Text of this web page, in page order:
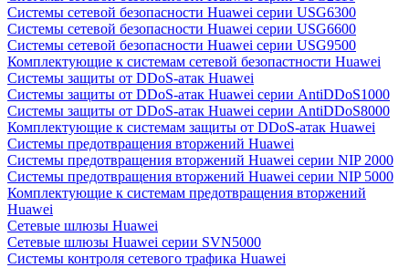
Системы сетевой безопасности Huawei серии USG6300
Системы сетевой безопасности Huawei серии USG6600
Системы сетевой безопасности Huawei серии USG9500
Комплектующие к системам сетевой безопастности Huawei
Системы защиты от DDoS-атак Huawei
Системы защиты от DDoS-атак Huawei серии AntiDDoS1000
Системы защиты от DDoS-атак Huawei серии AntiDDoS8000
Комплектующие к системам защиты от DDoS-атак Huawei
Системы предотвращения вторжений Huawei
Системы предотвращения вторжений Huawei серии NIP 2000
Системы предотвращения вторжений Huawei серии NIP 5000
Комплектующие к системам предотвращения вторжений
Huawei
Сетевые шлюзы Huawei
Сетевые шлюзы Huawei серии SVN5000
Системы контроля сетевого трафика Huawei